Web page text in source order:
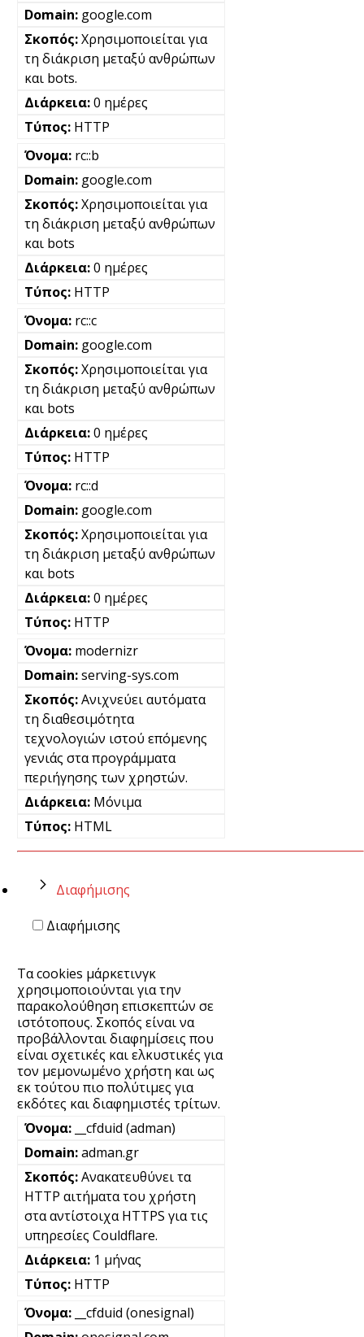
google.com
Χρησιμοποιείται για
τη διάκριση μεταξύ ανθρώπων
και bots.
0 ημέρες
HTTP
rc::b
google.com
Χρησιμοποιείται για
τη διάκριση μεταξύ ανθρώπων
και bots
0 ημέρες
HTTP
rc::c
google.com
Χρησιμοποιείται για
τη διάκριση μεταξύ ανθρώπων
και bots
0 ημέρες
HTTP
rc::d
google.com
Χρησιμοποιείται για
τη διάκριση μεταξύ ανθρώπων
και bots
0 ημέρες
HTTP
modernizr
serving-sys.com
Ανιχνεύει αυτόματα
τη διαθεσιμότητα
τεχνολογιών ιστού επόμενης
γενιάς στα προγράμματα
περιήγησης των χρηστών.
Μόνιμα
HTML
Διαφήμισης
Διαφήμισης
Τα cookies μάρκετινγκ
χρησιμοποιούνται για την
παρακολούθηση επισκεπτών σε
ιστότοπους. Σκοπός είναι να
προβάλλονται διαφημίσεις που
είναι σχετικές και ελκυστικές για
τον μεμονωμένο χρήστη και ως
εκ τούτου πιο πολύτιμες για
εκδότες και διαφημιστές τρίτων.
__cfduid (adman)
adman.gr
Ανακατευθύνει τα
HTTP αιτήματα του χρήστη
στα αντίστοιχα HTTPS για τις
υπηρεσίες Couldflare.
1 μήνας
HTTP
__cfduid (onesignal)